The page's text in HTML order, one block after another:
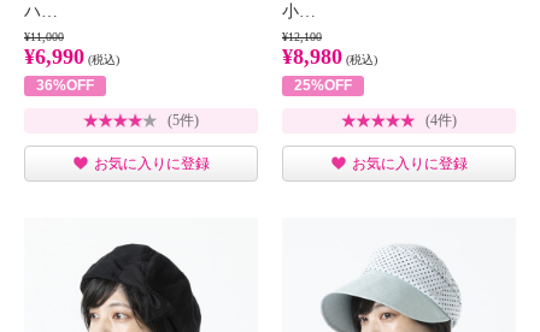
ハ…
¥11,000
¥6,990 (税込)
36%OFF
(5件)
お気に入りに登録
小…
¥12,100
¥8,980 (税込)
25%OFF
(4件)
お気に入りに登録